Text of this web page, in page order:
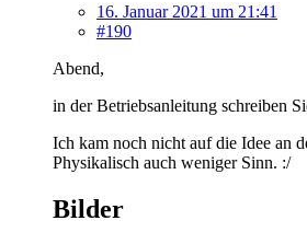
16. Januar 2021 um 21:41
#190
Abend,
in der Betriebsanleitung schreiben
Ich kam noch nicht auf die Idee an
Physikalisch auch weniger Sinn. :/
Bilder